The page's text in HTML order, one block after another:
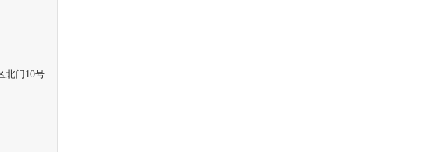
北门10号